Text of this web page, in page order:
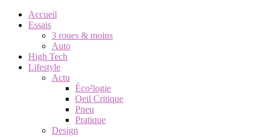
Accueil
Essais
3 roues & moins
Auto
High Tech
Lifestyle
Actu
Éco²logie
Oeil Critique
Pneu
Pratique
Design